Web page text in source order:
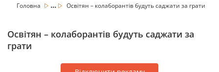
Головна ... Освітян – колаборантів будуть саджати за грати
Освітян – колаборантів будуть саджати за
грати